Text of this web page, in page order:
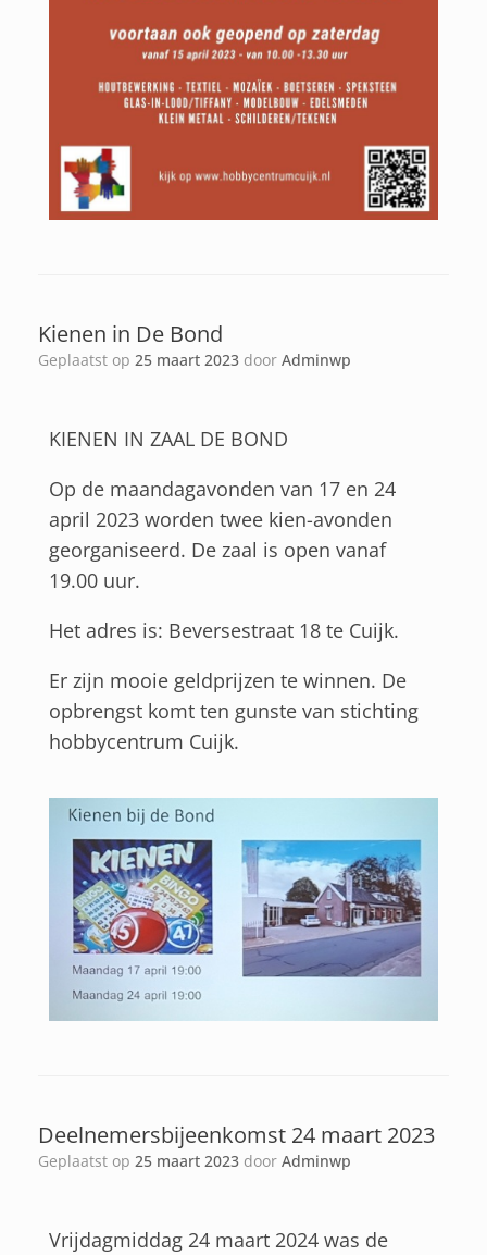
Kienen in De Bond
Geplaatst op 25 maart 2023 door Adminwp
KIENEN IN ZAAL DE BOND
Op de maandagavonden van 17 en 24
april 2023 worden twee kien-avonden
georganiseerd. De zaal is open vanaf
19.00 uur.
Het adres is: Beversestraat 18 te Cuijk.
Er zijn mooie geldprijzen te winnen. De
opbrengst komt ten gunste van stichting
hobbycentrum Cuijk.
Deelnemersbijeenkomst 24 maart 2023
Geplaatst op 25 maart 2023 door Adminwp
Vrijdagmiddag 24 maart 2024 was de